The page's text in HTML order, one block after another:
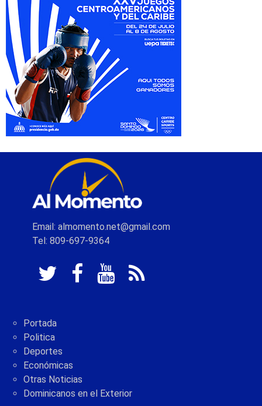
Email: almomento.net@gmail.com
Tel: 809-697-9364
Portada
Politica
Deportes
Económicas
Otras Noticias
Dominicanos en el Exterior